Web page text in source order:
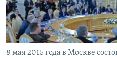
8 мая 2015 года в Москве